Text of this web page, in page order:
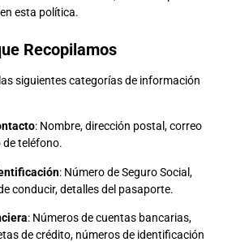
esta política.
Recopilamos
siguientes categorías de información
: Nombre, dirección postal, correo
teléfono.
: Número de Seguro Social,
conducir, detalles del pasaporte.
: Números de cuentas bancarias,
de crédito, números de identificación